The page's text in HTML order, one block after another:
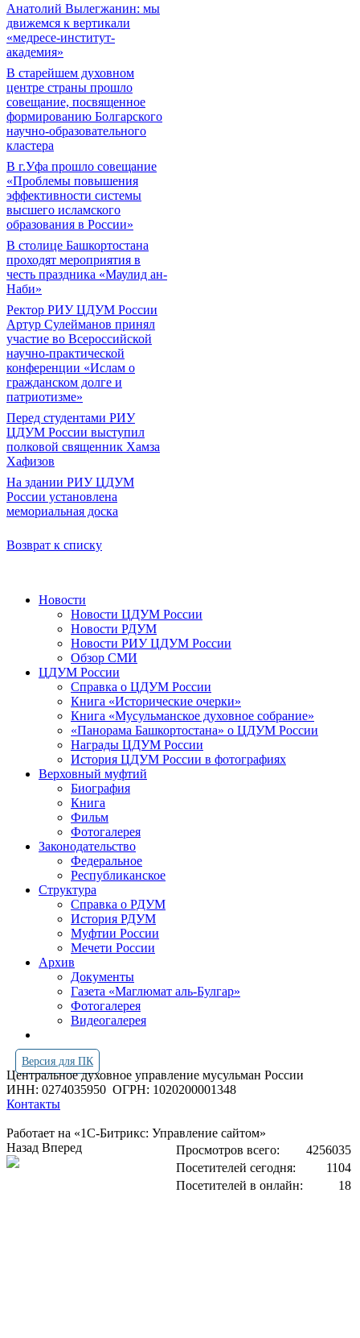
Анатолий Вылегжанин: мы
движемся к вертикали
«медресе-институт-
академия»
В старейшем духовном
центре страны прошло
совещание, посвященное
формированию Болгарского
научно-образовательного
кластера
В г.Уфа прошло совещание
«Проблемы повышения
эффективности системы
высшего исламского
образования в России»
В столице Башкортостана
проходят мероприятия в
честь праздника «Маулид ан-
Наби»
Ректор РИУ ЦДУМ России
Артур Сулейманов принял
участие во Всероссийской
научно-практической
конференции «Ислам о
гражданском долге и
патриотизме»
Перед студентами РИУ
ЦДУМ России выступил
полковой священник Хамза
Хафизов
На здании РИУ ЦДУМ
России установлена
мемориальная доска
Возврат к списку
Новости
Новости ЦДУМ России
Новости РДУМ
Новости РИУ ЦДУМ России
Обзор СМИ
ЦДУМ России
Справка о ЦДУМ России
Книга «Исторические очерки»
Книга «Мусульманское духовное собрание»
«Панорама Башкортостана» о ЦДУМ России
Награды ЦДУМ России
История ЦДУМ России в фотографиях
Верховный муфтий
Биография
Книга
Фильм
Фотогалерея
Законодательство
Федеральное
Республиканское
Структура
Справка о РДУМ
История РДУМ
Муфтии России
Мечети России
Архив
Документы
Газета «Маглюмат аль-Булгар»
Фотогалерея
Видеогалерея
Версия для ПК
Центральное духовное управление мусульман России
ИНН: 0274035950 ОГРН: 1020200001348
Контакты
Работает на «1С-Битрикс: Управление сайтом»
Просмотров всего:
4256035
Посетителей сегодня:
1104
Посетителей в онлайн:
18
Назад Вперед